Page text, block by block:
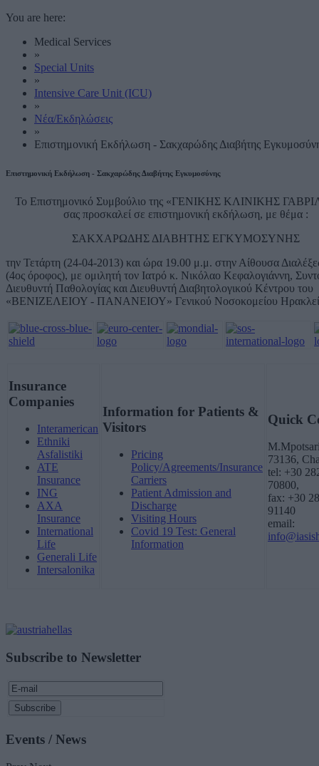
You are here:
Medical Services
»
Special Units
»
Intensive Care Unit (ICU)
»
Νέα/Εκδηλώσεις
»
Επιστημονική Εκδήλωση - Σακχαρώδης Διαβήτης
Επιστημονική Εκδήλωση - Σακχαρώδης Διαβήτης Εγκυμοσύνης
Το Επιστημονικό Συμβούλιο της «ΓΕΝΙΚΗΣ ΚΛΙΝΙΚΗΣ
σας προσκαλεί σε επιστημονική εκδήλωση, με θέμα :
ΣΑΚΧΑΡΩΔΗΣ ΔΙΑΒΗΤΗΣ ΕΓΚΥΜΟΣΥΝΗΣ
την Τετάρτη (24-04-2013) και ώρα 19.00 μ.μ. στην Αίθουσα
(4ος όροφος), με ομιλητή τον Ιατρό κ. Νικόλαο Κεφαλογιάννη,
Διευθυντή Παθολογίας και Διευθυντή Διαβητολογικού Κέντρου του
«ΒΕΝΙΖΕΛΕΙΟΥ - ΠΑΝΑΝΕΙΟΥ» Γενικού Νοσοκομείου
Insurance
Companies
Interamerican
Ethniki
Asfalistiki
ATE
Insurance
ING
AXA
Insurance
International
Life
Generali Life
Intersalonika
Information for Patients &
Visitors
Pricing
Policy/Agreements/Insurance
Carriers
Patient Admission and
Discharge
Visiting Hours
Covid 19 Test: General
Information
Quick
73136,
tel: +30
70800,
fax: +30
91140
email:
Subscribe to Newsletter
Events / News